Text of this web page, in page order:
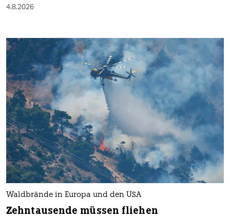
4.8.2026
Waldbrände in Europa und den USA
Zehntausende müssen fliehen